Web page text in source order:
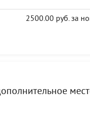
2500.00 руб. за